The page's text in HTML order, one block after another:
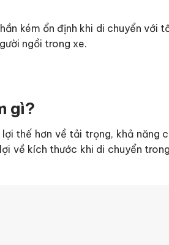
kém ổn định khi di chuyển với
ngồi trong xe.
gì?
thế hơn về tải trọng, khả năng
về kích thước khi di chuyển